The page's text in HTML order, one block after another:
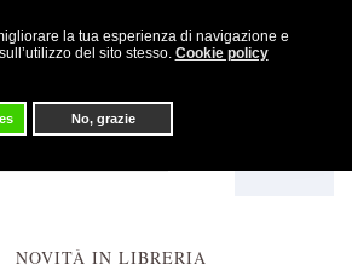
la tua esperienza di navigazione e
del sito stesso. Cookie policy
No, grazie
NOVITÀ IN LIBRERIA